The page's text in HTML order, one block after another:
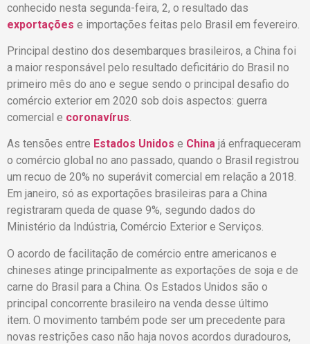
conhecido nesta segunda-feira, 2, o resultado das
exportações e importações feitas pelo Brasil em fevereiro.
Principal destino dos desembarques brasileiros, a China foi
a maior responsável pelo resultado deficitário do Brasil no
primeiro mês do ano e segue sendo o principal desafio do
comércio exterior em 2020 sob dois aspectos: guerra
comercial e coronavírus.
As tensões entre Estados Unidos e China já enfraqueceram
o comércio global no ano passado, quando o Brasil registrou
um recuo de 20% no superávit comercial em relação a 2018.
Em janeiro, só as exportações brasileiras para a China
registraram queda de quase 9%, segundo dados do
Ministério da Indústria, Comércio Exterior e Serviços.
O acordo de facilitação de comércio entre americanos e
chineses atinge principalmente as exportações de soja e de
carne do Brasil para a China. Os Estados Unidos são o
principal concorrente brasileiro na venda desse último
item. O movimento também pode ser um precedente para
novas restrições caso não haja novos acordos duradouros,